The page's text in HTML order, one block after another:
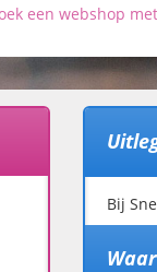
Bij